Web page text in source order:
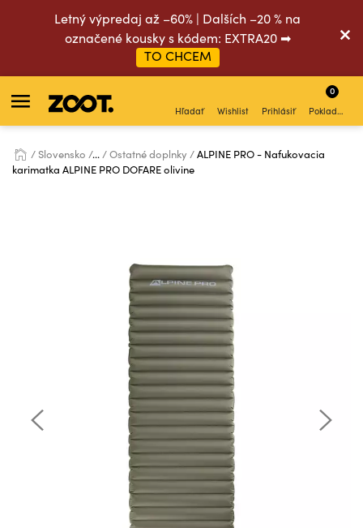
Letný výpredaj až –60% | Dalších –20 % na
označené kousky s kódem: EXTRA20 ➡
TO CHCEM
Hľadať Wishlist Prihlásiť Pokladňa
0
Slovensko ... Ostatné doplnky
ALPINE PRO - Nafukovacia
karimatka ALPINE PRO DOFARE olivine